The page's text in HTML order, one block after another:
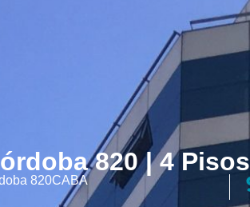
820 | 4 Pisos
820CABA